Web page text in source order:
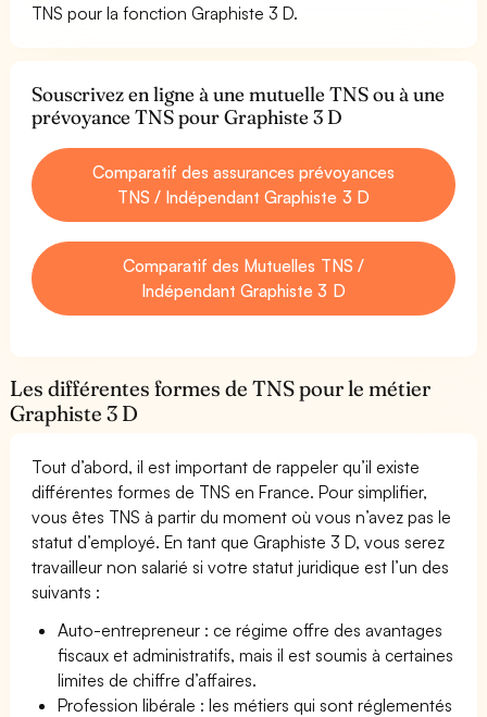
TNS pour la fonction Graphiste 3 D.
Souscrivez en ligne à une mutuelle TNS ou à une
prévoyance TNS pour Graphiste 3 D
Comparatif des assurances prévoyances
TNS / Indépendant Graphiste 3 D
Comparatif des Mutuelles TNS /
Indépendant Graphiste 3 D
Les différentes formes de TNS pour le métier
Graphiste 3 D
Tout d’abord, il est important de rappeler qu’il existe
différentes formes de TNS en France. Pour simplifier,
vous êtes TNS à partir du moment où vous n’avez pas le
statut d’employé. En tant que Graphiste 3 D, vous serez
travailleur non salarié si votre statut juridique est l’un des
suivants :
Auto-entrepreneur : ce régime offre des avantages
fiscaux et administratifs, mais il est soumis à certaines
limites de chiffre d’affaires.
Profession libérale : les métiers qui sont réglementés